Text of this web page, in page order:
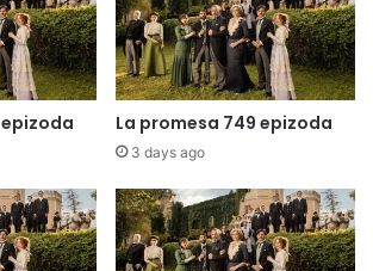
La promesa 749 epizoda
3 days ago